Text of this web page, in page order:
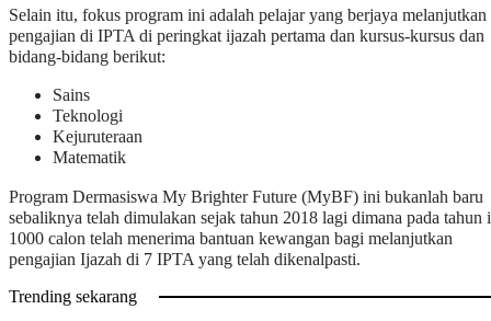
Selain itu, fokus program ini adalah pelajar yang berjaya melanjutkan
pengajian di IPTA di peringkat ijazah pertama dan kursus-kursus dan
bidang-bidang berikut:
Sains
Teknologi
Kejuruteraan
Matematik
Program Dermasiswa My Brighter Future (MyBF) ini bukanlah baru
sebaliknya telah dimulakan sejak tahun 2018 lagi dimana pada tahun
1000 calon telah menerima bantuan kewangan bagi melanjutkan
pengajian Ijazah di 7 IPTA yang telah dikenalpasti.
Trending sekarang